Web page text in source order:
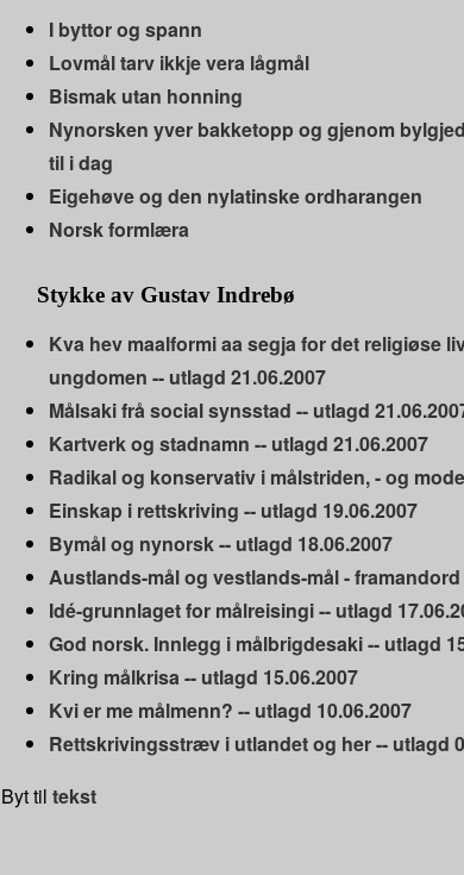
I byttor og spann
Lovmål tarv ikkje vera lågmål
Bismak utan honning
Nynorsken yver bakketopp og gjenom
til i dag
Eigehøve og den nylatinske ordharangen
Norsk formlæra
Stykke av Gustav Indrebø
Kva hev maalformi aa segja for det religiøse
ungdomen -- utlagd 21.06.2007
Målsaki frå social synsstad -- utlagd
Kartverk og stadnamn -- utlagd 21.06.2007
Radikal og konservativ i målstriden, - og
Einskap i rettskriving -- utlagd 19.06.2007
Bymål og nynorsk -- utlagd 18.06.2007
Austlands-mål og vestlands-mål - framandord
Idé-grunnlaget for målreisingi -- utlagd
God norsk. Innlegg i målbrigdesaki -- utlagd
Kring målkrisa -- utlagd 15.06.2007
Kvi er me målmenn? -- utlagd 10.06.2007
Rettskrivingsstræv i utlandet og her -- utlagd
Byt til tekst